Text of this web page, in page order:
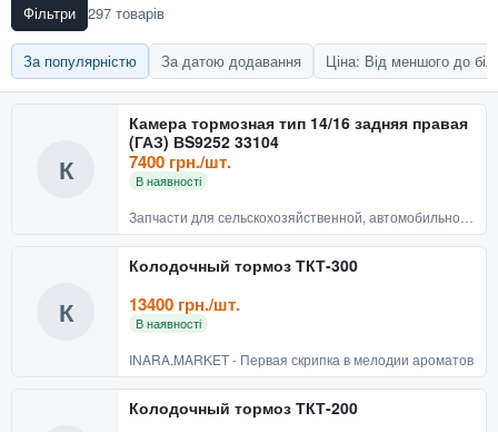
Фільтри 297 товарів
За популярністю За датою додавання Ціна: Від меншого до
К
Камера тормозная тип 14/16 задняя правая
(ГАЗ) ВS9252 33104
7400 грн./шт.
В наявності
К
Колодочный тормоз ТКТ-300
13400 грн./шт.
В наявності
INARA.MARKET - Первая скрипка в мелодии ароматов
Колодочный тормоз ТКТ-200